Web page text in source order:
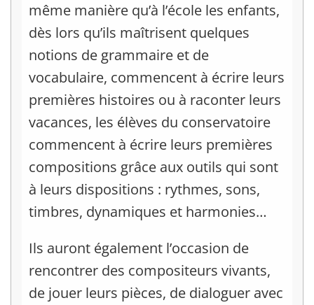
même manière qu’à l’école les enfants,
dès lors qu’ils maîtrisent quelques
notions de grammaire et de
vocabulaire, commencent à écrire leurs
premières histoires ou à raconter leurs
vacances, les élèves du conservatoire
commencent à écrire leurs premières
compositions grâce aux outils qui sont
à leurs dispositions : rythmes, sons,
timbres, dynamiques et harmonies…
Ils auront également l’occasion de
rencontrer des compositeurs vivants,
de jouer leurs pièces, de dialoguer avec